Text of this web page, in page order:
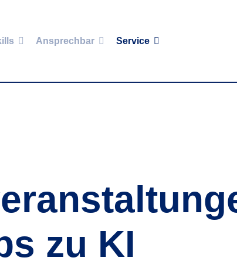
Ansprechbar Service
zu KI